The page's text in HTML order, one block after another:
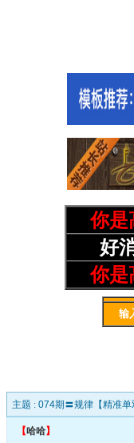
主题 : 074期〓规律【精准
【哈哈】